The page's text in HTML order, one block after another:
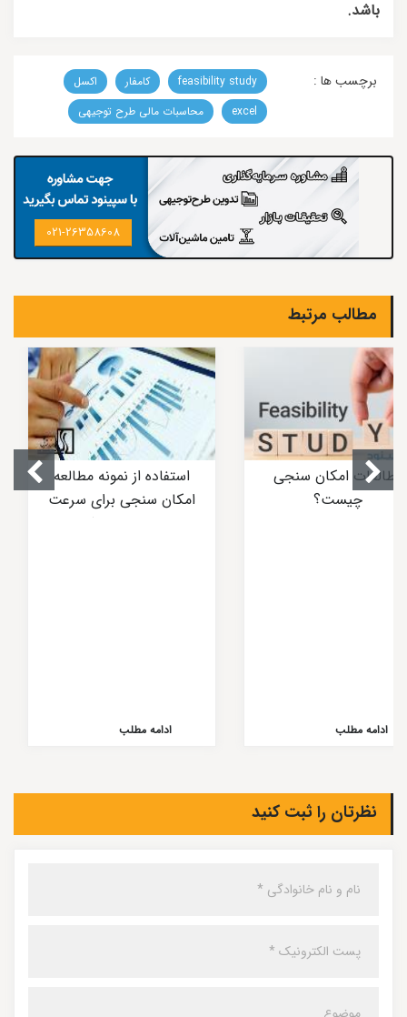
باشد.
برچسب ها : feasibility study کامفار
اکسل
excel
محاسبات مالی طرح توجیهی
021-26358608
مطالب مرتبط
استفاده از نمونه مطالعه
امکان سنجی برای سرعت
بخشیدن به کار
ادامه مطلب
مطالعات امکان سنجی
چیست؟
ادامه مطلب
نظرتان را ثبت کنید